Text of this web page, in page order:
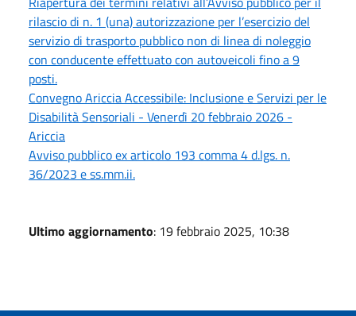
rilascio di n. 1 (una) autorizzazione per l’esercizio del
servizio di trasporto pubblico non di linea di noleggio
con conducente effettuato con autoveicoli fino a 9
posti.
Convegno Ariccia Accessibile: Inclusione e Servizi per le
Disabilità Sensoriali - Venerdì 20 febbraio 2026 -
Ariccia
Avviso pubblico ex articolo 193 comma 4 d.lgs. n.
36/2023 e ss.mm.ii.
Ultimo aggiornamento: 19 febbraio 2025, 10:38